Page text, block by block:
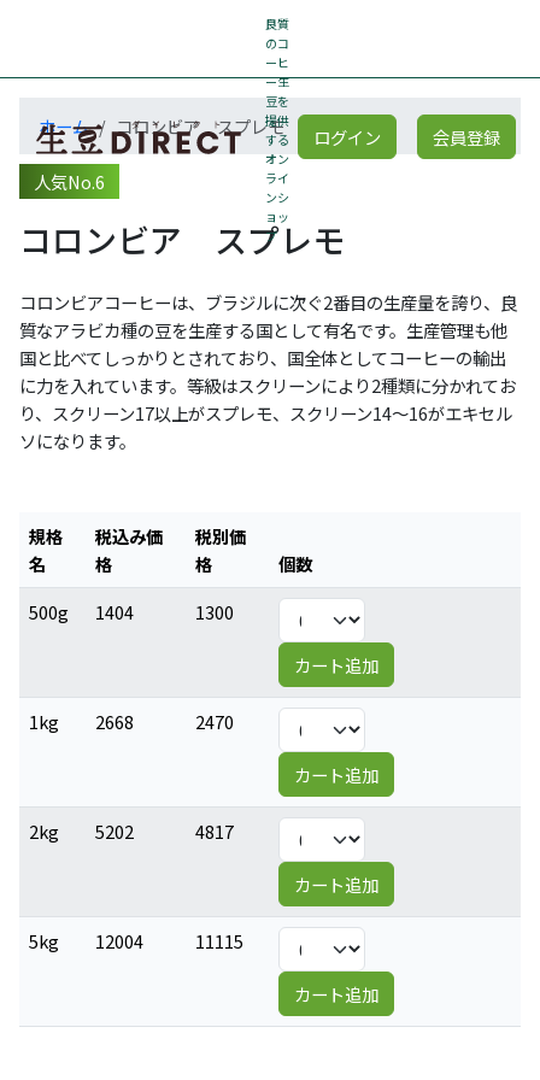
良質
のコ
ーヒ
ー生
豆を
提供
する
オン
ライ
ンシ
ョッ
プ
ログイン 会員登録
ホーム コロンビア スプレモ
人気No.6
コロンビア スプレモ
コロンビアコーヒーは、ブラジルに次ぐ2番目の生産量を誇り、良
質なアラビカ種の豆を生産する国として有名です。生産管理も他
国と比べてしっかりとされており、国全体としてコーヒーの輸出
に力を入れています。等級はスクリーンにより2種類に分かれてお
り、スクリーン17以上がスプレモ、スクリーン14～16がエキセル
ソになります。
規格
名
税込み価
格
税別価
格
個数
500g
1404 1300
カート追加
1kg 2668 2470
カート追加
2kg 5202 4817
カート追加
5kg 12004 11115
カート追加